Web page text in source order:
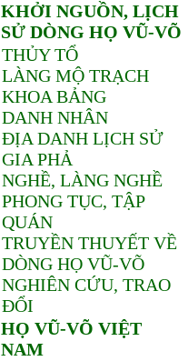
KHỞI NGUỒN, LỊCH
SỬ DÒNG HỌ VŨ-VÕ
THỦY TỔ
LÀNG MỘ TRẠCH
KHOA BẢNG
DANH NHÂN
ĐỊA DANH LỊCH SỬ
GIA PHẢ
NGHỀ, LÀNG NGHỀ
PHONG TỤC, TẬP
QUÁN
TRUYỀN THUYẾT VỀ
DÒNG HỌ VŨ-VÕ
NGHIÊN CỨU, TRAO
ĐỔI
HỌ VŨ-VÕ VIỆT
NAM